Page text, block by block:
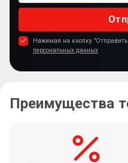
Нажимая на кнопку
персональных данных
Преимущества